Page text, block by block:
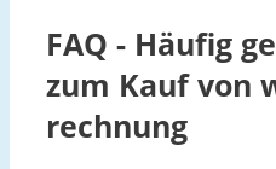
FAQ - Häufig
zum Kauf von
rechnung